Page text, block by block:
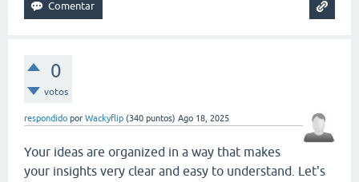
0
votos
respondido por Wackyflip (340 puntos) Ago 18, 2025
Your ideas are organized in a way that makes
your insights very clear and easy to understand. Let's